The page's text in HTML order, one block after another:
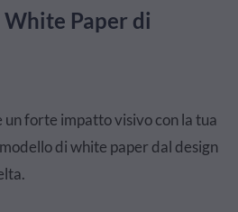
White Paper di
un forte impatto visivo con la tua
di white paper dal design